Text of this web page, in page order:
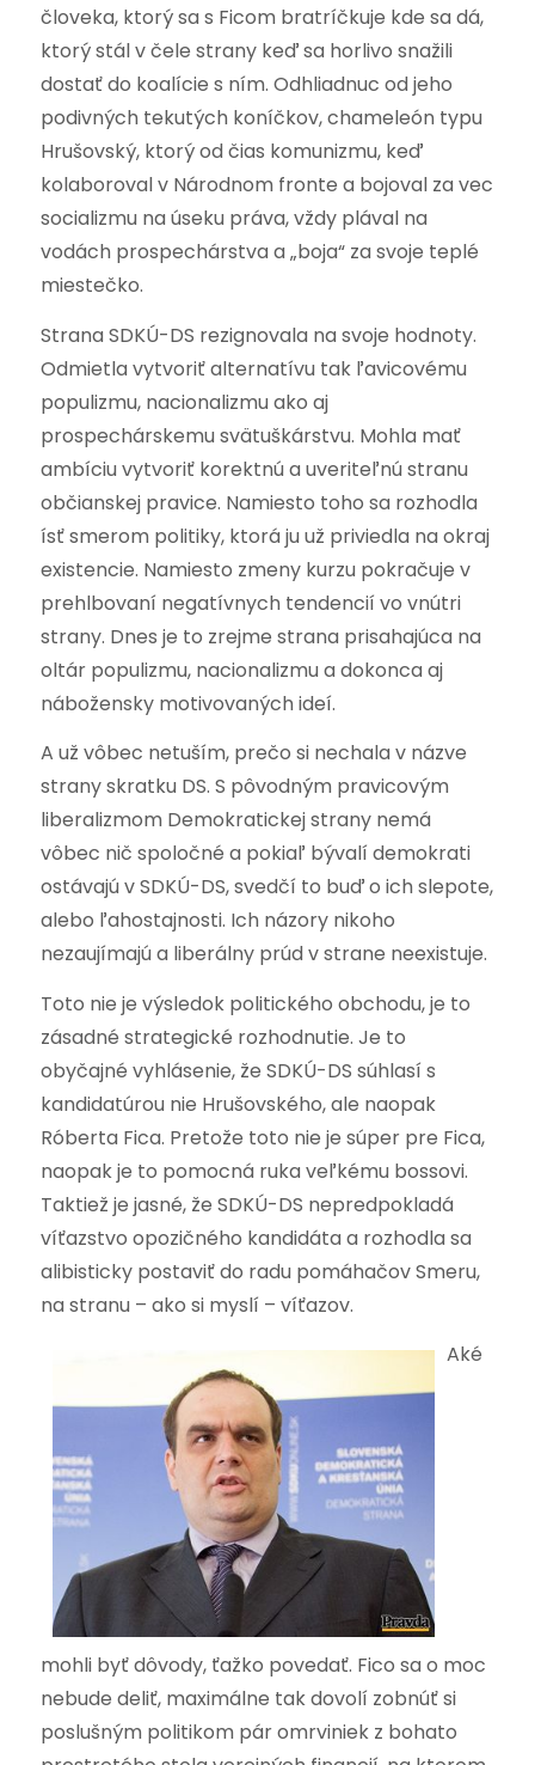
človeka, ktorý sa s Ficom bratríčkuje kde sa dá,
ktorý stál v čele strany keď sa horlivo snažili
dostať do koalície s ním. Odhliadnuc od jeho
podivných tekutých koníčkov, chameleón typu
Hrušovský, ktorý od čias komunizmu, keď
kolaboroval v Národnom fronte a bojoval za vec
socializmu na úseku práva, vždy plával na
vodách prospechárstva a „boja“ za svoje teplé
miestečko.
Strana SDKÚ-DS rezignovala na svoje hodnoty.
Odmietla vytvoriť alternatívu tak ľavicovému
populizmu, nacionalizmu ako aj
prospechárskemu svätuškárstvu. Mohla mať
ambíciu vytvoriť korektnú a uveriteľnú stranu
občianskej pravice. Namiesto toho sa rozhodla
ísť smerom politiky, ktorá ju už priviedla na okraj
existencie. Namiesto zmeny kurzu pokračuje v
prehlbovaní negatívnych tendencií vo vnútri
strany. Dnes je to zrejme strana prisahajúca na
oltár populizmu, nacionalizmu a dokonca aj
nábožensky motivovaných ideí.
A už vôbec netuším, prečo si nechala v názve
strany skratku DS. S pôvodným pravicovým
liberalizmom Demokratickej strany nemá
vôbec nič spoločné a pokiaľ bývalí demokrati
ostávajú v SDKÚ-DS, svedčí to buď o ich slepote,
alebo ľahostajnosti. Ich názory nikoho
nezaujímajú a liberálny prúd v strane neexistuje.
Toto nie je výsledok politického obchodu, je to
zásadné strategické rozhodnutie. Je to
obyčajné vyhlásenie, že SDKÚ-DS súhlasí s
kandidatúrou nie Hrušovského, ale naopak
Róberta Fica. Pretože toto nie je súper pre Fica,
naopak je to pomocná ruka veľkému bossovi.
Taktiež je jasné, že SDKÚ-DS nepredpokladá
víťazstvo opozičného kandidáta a rozhodla sa
alibisticky postaviť do radu pomáhačov Smeru,
na stranu – ako si myslí – víťazov.
Aké
mohli byť dôvody, ťažko povedať. Fico sa o moc
nebude deliť, maximálne tak dovolí zobnúť si
poslušným politikom pár omrviniek z bohato